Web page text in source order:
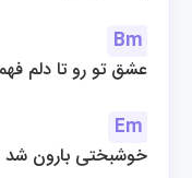
Bm
عشق تو رو تا دلم
Em
خوشبختی بارون شد